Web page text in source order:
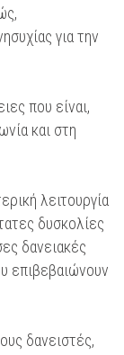
για την
που είναι,
και στη
λειτουργία
δυσκολίες
δανειακές
επιβεβαιώνουν
δανειστές,